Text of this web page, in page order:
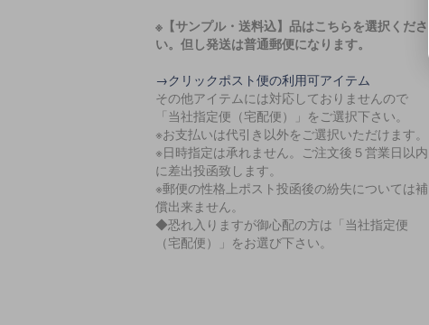
※【サンプル・送料込】品はこちらを選択くださ
い。但し発送は普通郵便になります。
→クリックポスト便の利用可アイテム
その他アイテムには対応しておりませんので
「当社指定便（宅配便）」をご選択下さい。
※お支払いは代引き以外をご選択いただけます。
※日時指定は承れません。ご注文後５営業日以内
に差出投函致します。
※郵便の性格上ポスト投函後の紛失については補
償出来ません。
◆恐れ入りますが御心配の方は「当社指定便
（宅配便）」をお選び下さい。